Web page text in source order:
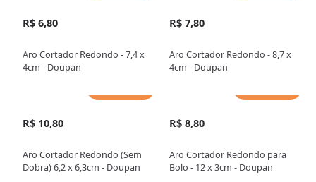
R$ 6,80
Aro Cortador Redondo - 7,4 x
4cm - Doupan
R$ 7,80
Aro Cortador Redondo - 8,7 x
4cm - Doupan
R$ 10,80
Aro Cortador Redondo (Sem
Dobra) 6,2 x 6,3cm - Doupan
R$ 8,80
Aro Cortador Redondo para
Bolo - 12 x 3cm - Doupan